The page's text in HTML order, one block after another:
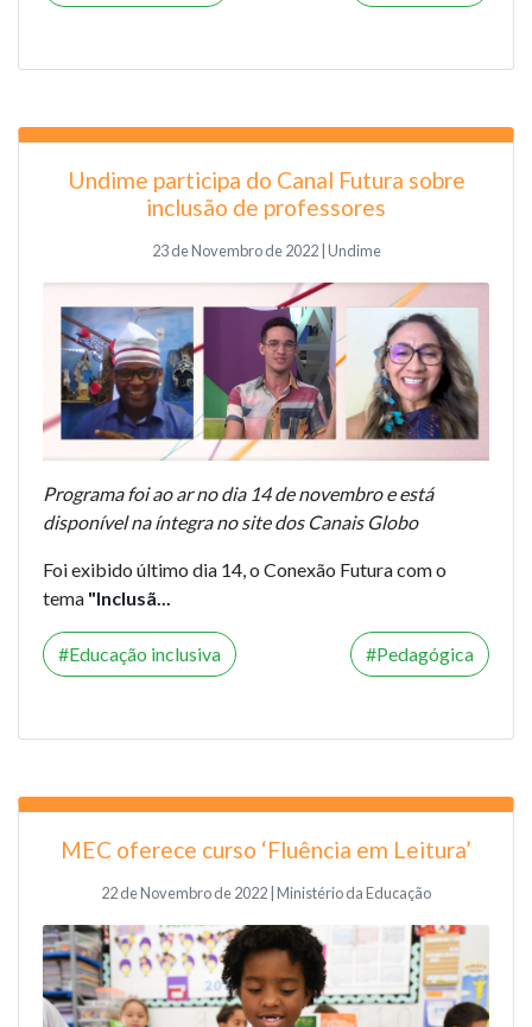
Undime participa do Canal Futura sobre
inclusão de professores
23 de Novembro de 2022 | Undime
Programa foi ao ar no dia 14 de novembro e está
disponível na íntegra no site dos Canais Globo
Foi exibido último dia 14, o Conexão Futura com o
tema "Inclusã...
Educação inclusiva Pedagógica
MEC oferece curso ‘Fluência em Leitura’
22 de Novembro de 2022 | Ministério da Educação